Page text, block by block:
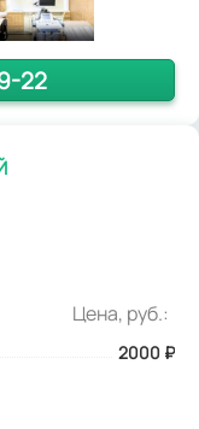
22
Цена, руб.:
2000 ₽